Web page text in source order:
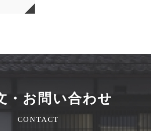
・お問い合わせ
CONTACT